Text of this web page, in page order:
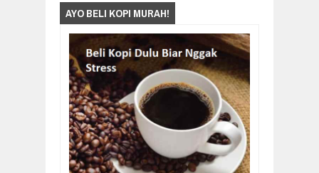
AYO BELI KOPI MURAH!